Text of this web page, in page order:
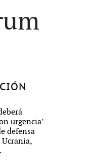
urgencia’
defensa
Ucrania,